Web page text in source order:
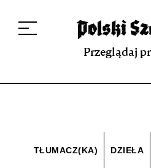
projekcie
Kontakt Indeks
Repozytorium XIX w.
Przeglądaj
TŁUMACZ(KA) DZIEŁA